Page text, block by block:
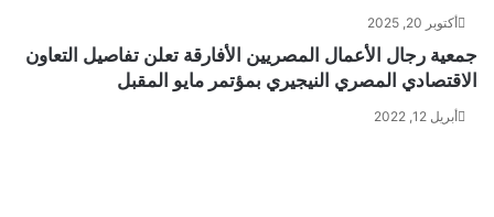
أكتوبر 20, 2025
جمعية رجال الأعمال المصريين الأفارقة تعلن تفاصيل التعاون
الاقتصادي المصري النيجيري بمؤتمر مايو المقبل
أبريل 12, 2022